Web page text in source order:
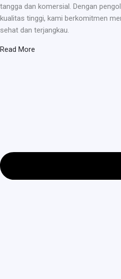
tangga dan komersial. Dengan
kualitas tinggi, kami berkomitmen
sehat dan terjangkau.
Read More